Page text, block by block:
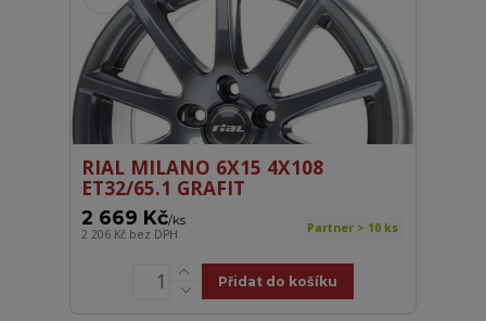
RIAL MILANO 6X15 4X108
ET32/65.1 GRAFIT
2 669 Kč/ks
2 206 Kč bez DPH Partner > 10 ks
Přidat do košíku